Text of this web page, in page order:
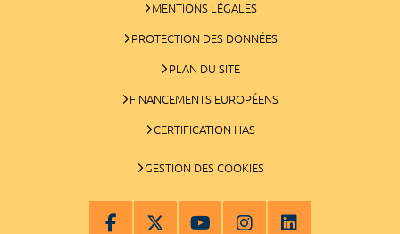
MENTIONS LÉGALES
PROTECTION DES DONNÉES
PLAN DU SITE
FINANCEMENTS EUROPÉENS
CERTIFICATION HAS
GESTION DES COOKIES